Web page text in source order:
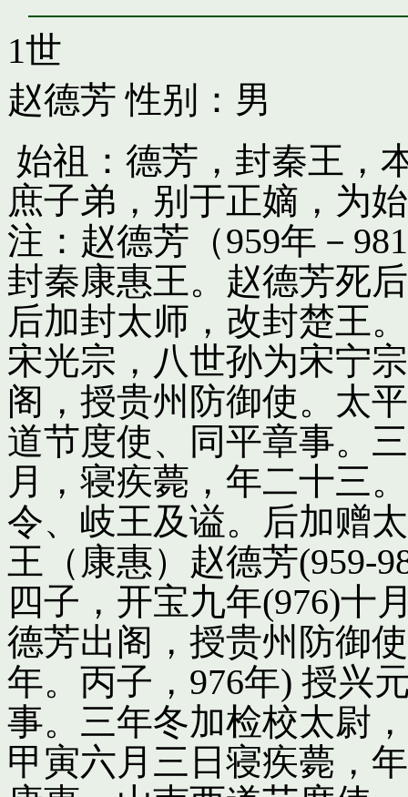
1世
赵德芳 性别：男
始祖：德芳，封秦王，
庶子弟，别于正嫡，为
注：赵德芳（959年－
封秦康惠王。赵德芳死
后加封太师，改封楚王
宋光宗，八世孙为宋宁
阁，授贵州防御使。太
道节度使、同平章事。
月，寝疾薨，年二十三
令、岐王及谥。后加赠
王（康惠）赵德芳(959-
四子，开宝九年(976)十
德芳出阁，授贵州防御
年。丙子，976年) 授兴
事。三年冬加检校太尉
甲寅六月三日寝疾薨，